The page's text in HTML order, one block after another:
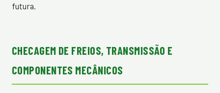
futura.
CHECAGEM DE FREIOS, TRANSMISSÃO E
COMPONENTES MECÂNICOS